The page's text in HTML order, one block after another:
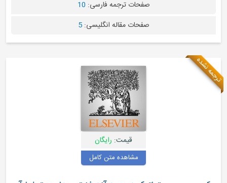
صفحات ترجمه فارسی:10
صفحات مقاله انگلیسی:5
رایگان
مشاهده متن کامل